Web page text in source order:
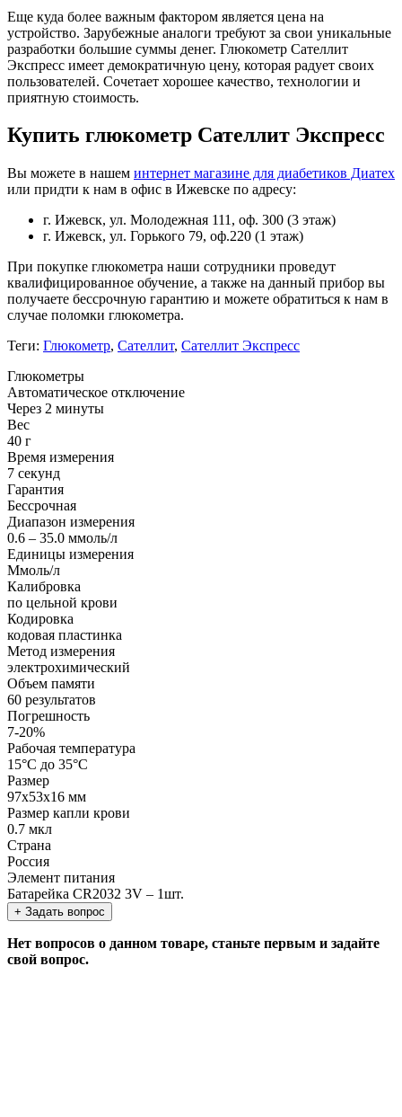
Еще куда более важным фактором является цена на
устройство. Зарубежные аналоги требуют за свои уникальные
разработки большие суммы денег. Глюкометр Сателлит
Экспресс имеет демократичную цену, которая радует своих
пользователей. Сочетает хорошее качество, технологии и
приятную стоимость.
Купить глюкометр Сателлит Экспресс
Вы можете в нашем интернет магазине для диабетиков Диатех
или придти к нам в офис в Ижевске по адресу:
г. Ижевск, ул. Молодежная 111, оф. 300 (3 этаж)
г. Ижевск, ул. Горького 79, оф.220 (1 этаж)
При покупке глюкометра наши сотрудники проведут
квалифицированное обучение, а также на данный прибор вы
получаете бессрочную гарантию и можете обратиться к нам в
случае поломки глюкометра.
Теги: Глюкометр, Сателлит, Сателлит Экспресс
Глюкометры
Автоматическое отключение
Через 2 минуты
Вес
40 г
Время измерения
7 секунд
Гарантия
Бессрочная
Диапазон измерения
0.6 – 35.0 ммоль/л
Единицы измерения
Ммоль/л
Калибровка
по цельной крови
Кодировка
кодовая пластинка
Метод измерения
электрохимический
Объем памяти
60 результатов
Погрешность
7-20%
Рабочая температура
15°С до 35°С
Размер
97х53х16 мм
Размер капли крови
0.7 мкл
Страна
Россия
Элемент питания
Батарейка CR2032 3V – 1шт.
+ Задать вопрос
Нет вопросов о данном товаре, станьте первым и задайте
свой вопрос.